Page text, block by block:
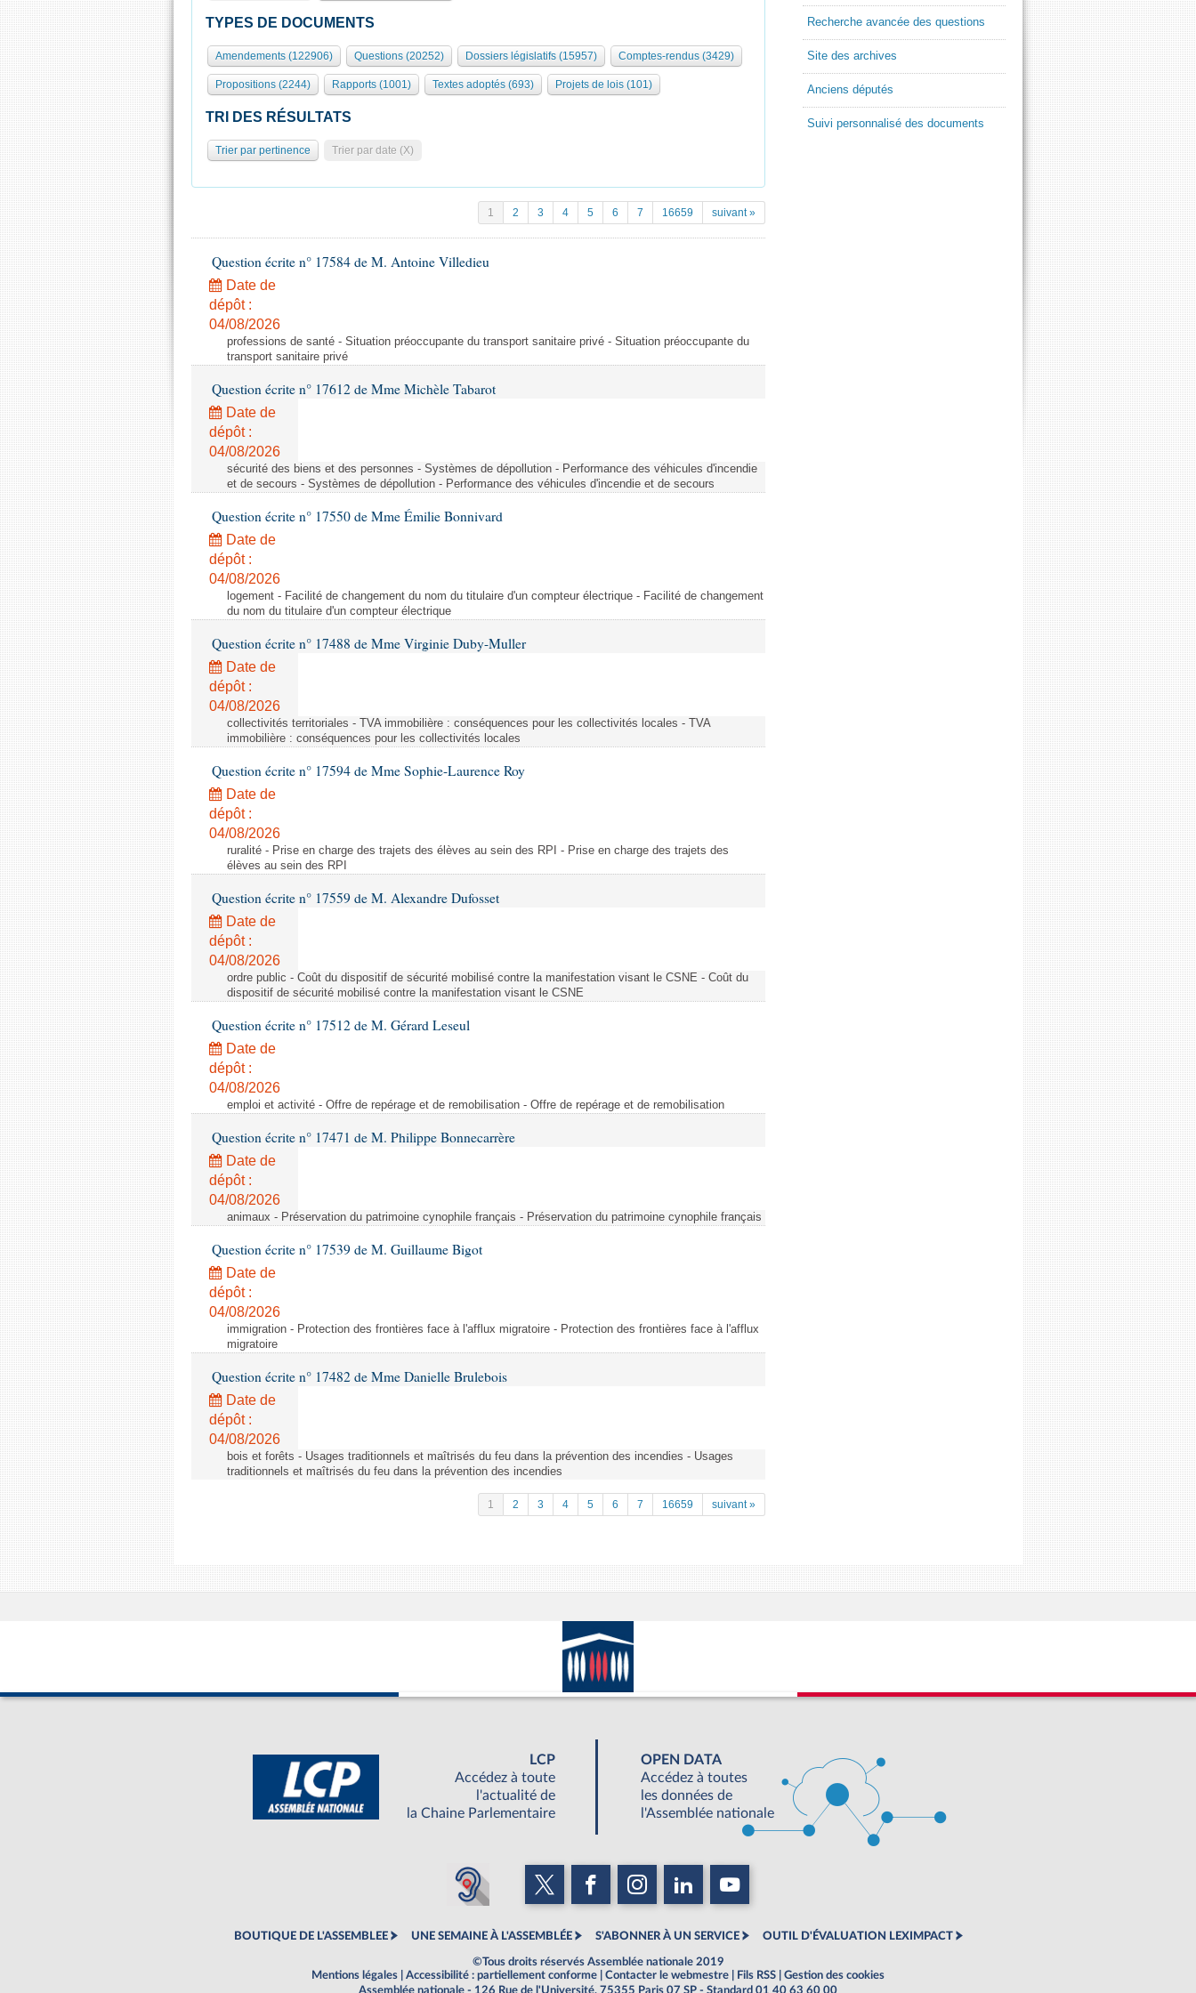
TYPES DE DOCUMENTS
Amendements (122906) Questions (20252) Dossiers législatifs (15957) Comptes-rendus (3429)
Propositions (2244) Rapports (1001) Textes adoptés (693) Projets de lois (101)
TRI DES RÉSULTATS
Trier par pertinence Trier par date (X)
1 2 3 4 5 6 7 16659 suivant »
Question écrite n° 17584 de M. Antoine Villedieu
Date de
dépôt :
04/08/2026
professions de santé - Situation préoccupante du transport sanitaire privé - Situation préoccupante du
transport sanitaire privé
Question écrite n° 17612 de Mme Michèle Tabarot
Date de
dépôt :
04/08/2026
sécurité des biens et des personnes - Systèmes de dépollution - Performance des véhicules d'incendie
et de secours - Systèmes de dépollution - Performance des véhicules d'incendie et de secours
Question écrite n° 17550 de Mme Émilie Bonnivard
Date de
dépôt :
04/08/2026
logement - Facilité de changement du nom du titulaire d'un compteur électrique - Facilité de changement
du nom du titulaire d'un compteur électrique
Question écrite n° 17488 de Mme Virginie Duby-Muller
Date de
dépôt :
04/08/2026
collectivités territoriales - TVA immobilière : conséquences pour les collectivités locales - TVA
immobilière : conséquences pour les collectivités locales
Question écrite n° 17594 de Mme Sophie-Laurence Roy
Date de
dépôt :
04/08/2026
ruralité - Prise en charge des trajets des élèves au sein des RPI - Prise en charge des trajets des
élèves au sein des RPI
Question écrite n° 17559 de M. Alexandre Dufosset
Date de
dépôt :
04/08/2026
ordre public - Coût du dispositif de sécurité mobilisé contre la manifestation visant le CSNE - Coût du
dispositif de sécurité mobilisé contre la manifestation visant le CSNE
Question écrite n° 17512 de M. Gérard Leseul
Date de
dépôt :
04/08/2026
emploi et activité - Offre de repérage et de remobilisation - Offre de repérage et de remobilisation
Question écrite n° 17471 de M. Philippe Bonnecarrère
Date de
dépôt :
04/08/2026
animaux - Préservation du patrimoine cynophile français - Préservation du patrimoine cynophile français
Question écrite n° 17539 de M. Guillaume Bigot
Date de
dépôt :
04/08/2026
immigration - Protection des frontières face à l'afflux migratoire - Protection des frontières face à l'afflux
migratoire
Question écrite n° 17482 de Mme Danielle Brulebois
Date de
dépôt :
04/08/2026
bois et forêts - Usages traditionnels et maîtrisés du feu dans la prévention des incendies - Usages
traditionnels et maîtrisés du feu dans la prévention des incendies
1 2 3 4 5 6 7 16659 suivant »
Recherche avancée des questions
Site des archives
Anciens députés
Suivi personnalisé des documents
LCP
Accédez à toute
l'actualité de
la Chaine Parlementaire
OPEN DATA
Accédez à toutes
les données de
l'Assemblée nationale
BOUTIQUE DE L'ASSEMBLEE UNE SEMAINE À L'ASSEMBLÉE S'ABONNER À UN SERVICE OUTIL D'ÉVALUATION LEXIMPACT
©Tous droits réservés Assemblée nationale 2019
Mentions légales
Accessibilité : partiellement conforme Contacter le webmestre Fils RSS
Gestion des cookies
Assemblée nationale - 126 Rue de l'Université, 75355 Paris 07 SP - Standard 01 40 63 60 00